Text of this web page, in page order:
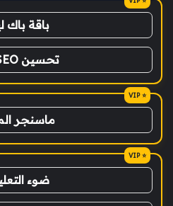
باقة باك
تحسين SEO سلة
ماسنجر
ضوء